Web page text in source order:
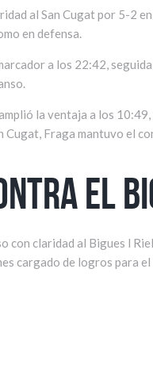
al San Cugat por 5-2
en defensa.
a los 22:42,
la ventaja a los
Cugat, Fraga mantuvo el
el
con claridad al Bigues l
cargado de logros para el